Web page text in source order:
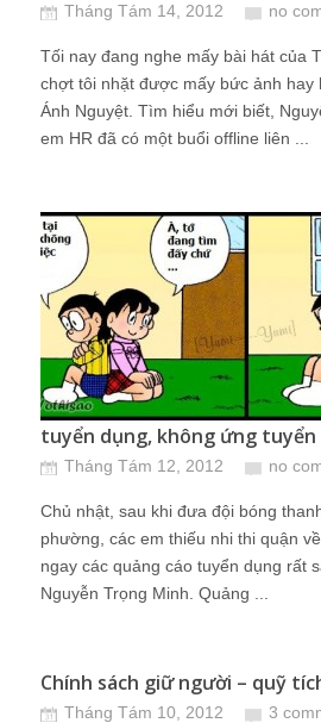
Tháng Tám 14, 2012 no
Tối nay đang nghe mấy bài hát của
chợt tôi nhặt được mấy bức ảnh hay
Ánh Nguyệt. Tìm hiểu mới biết,
em HR đã có một buổi offline liên ...
tuyển dụng, không ứng tuyển
Tháng Tám 12, 2012 no
Chủ nhật, sau khi đưa đội bóng
phường, các em thiếu nhi thi quận
ngay các quảng cáo tuyển dụng rất
Nguyễn Trọng Minh. Quảng ...
Chính sách giữ người – quỹ
Tháng Tám 10, 2012 3